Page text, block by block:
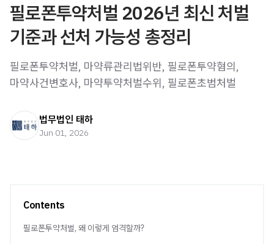
필로폰투약처벌 2026년 최신 처벌
기준과 선처 가능성 총정리
필로폰투약처벌, 마약류관리법위반, 필로폰투약혐의,
마약사건변호사, 마약투약처벌수위, 필로폰초범처벌
법무법인 태하
Jun 01, 2026
Contents
필로폰투약처벌, 왜 이렇게 엄격할까?